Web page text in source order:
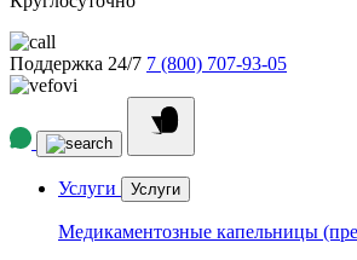
Поддержка 24/7 7 (800) 707-93-05
Услуги Услуги
Медикаментозные капельницы